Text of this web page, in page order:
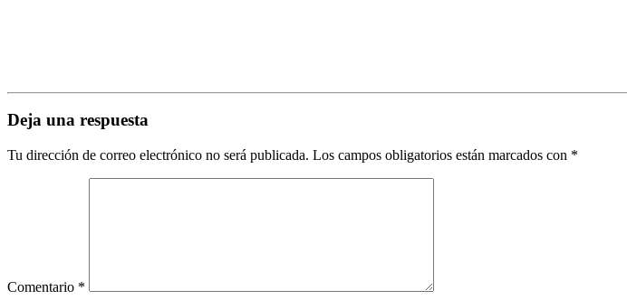
Deja una respuesta
Tu dirección de correo electrónico no será publicada. Los campos obligatorios están marcados con *
Comentario *